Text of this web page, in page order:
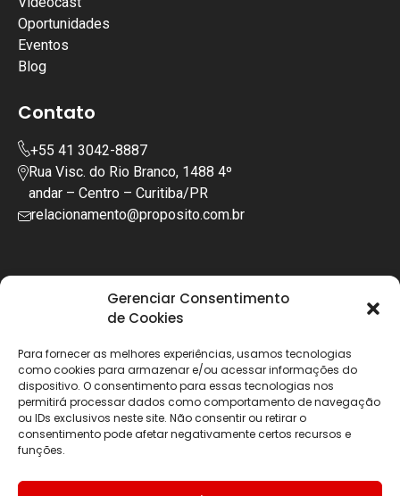
Gerenciar Consentimento
de Cookies
Para fornecer as melhores experiências, usamos tecnologias
como cookies para armazenar e/ou acessar informações do
dispositivo. O consentimento para essas tecnologias nos
permitirá processar dados como comportamento de navegação
ou IDs exclusivos neste site. Não consentir ou retirar o
consentimento pode afetar negativamente certos recursos e
funções.
Oportunidades
Eventos
Blog
Contato
+55 41 3042-8887
Rua Visc. do Rio Branco, 1488 4º
andar – Centro – Curitiba/PR
relacionamento@proposito.com.br
Copyright © 2025 | Todos os diretos reservados